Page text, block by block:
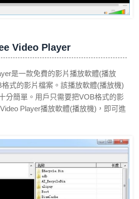
Video Player
是一款免費的影片播放軟體(播放
式的影片檔案。該播放軟體(播放機)
分簡單。用戶只需要把VOB格式的影
Player播放軟體(播放機)，即可進